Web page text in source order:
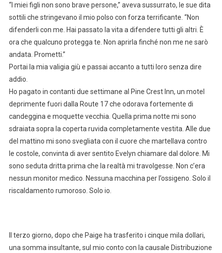
“I miei figli non sono brave persone,” aveva sussurrato, le sue dita
sottili che stringevano il mio polso con forza terrificante. “Non
difenderli con me. Hai passato la vita a difendere tutti gli altri. È
ora che qualcuno protegga te. Non aprirla finché non me ne sarò
andata. Prometti.”
Portai la mia valigia giù e passai accanto a tutti loro senza dire
addio.
Ho pagato in contanti due settimane al Pine Crest Inn, un motel
deprimente fuori dalla Route 17 che odorava fortemente di
candeggina e moquette vecchia. Quella prima notte mi sono
sdraiata sopra la coperta ruvida completamente vestita. Alle due
del mattino mi sono svegliata con il cuore che martellava contro
le costole, convinta di aver sentito Evelyn chiamare dal dolore. Mi
sono seduta dritta prima che la realtà mi travolgesse. Non c’era
nessun monitor medico. Nessuna macchina per l’ossigeno. Solo il
riscaldamento rumoroso. Solo io.
Il terzo giorno, dopo che Paige ha trasferito i cinque mila dollari,
una somma insultante, sul mio conto con la causale Distribuzione